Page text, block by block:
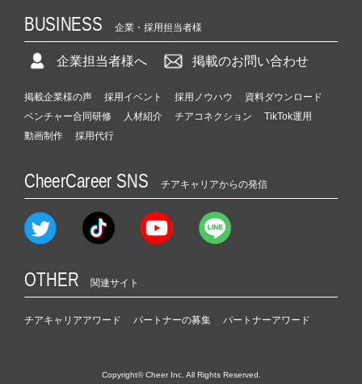
BUSINESS 企業・採用担当者様
企業担当者様へ 掲載のお問い合わせ
掲載企業様の声 採用イベント 採用ノウハウ
資料ダウンロード
ベンチャー合同研修
人材紹介 チアコネクション
TikTok運用
動画制作
採用代行
CheerCareer SNS チアキャリアからの発信
OTHER 関連サイト
チアキャリアアワード パートナーの募集 パートナーアワード
Copyright© Cheer Inc. All Rights Reserved.